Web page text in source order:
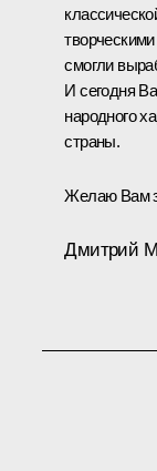
смогли
И сегодня
народного
страны.
Желаю Вам
Дмитрий